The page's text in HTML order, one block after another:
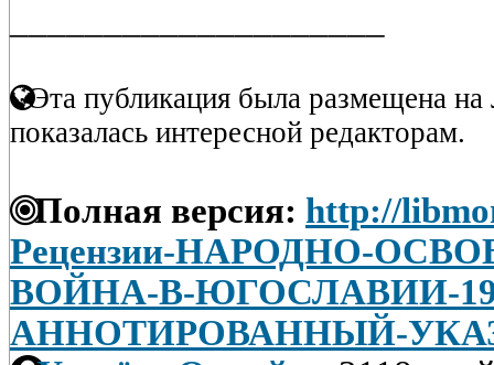
Эта публикация была размещена на
показалась интересной редакторам.
Полная версия: http://
Рецензии-НАРОДНО-
ВОЙНА-В-ЮГОСЛАВИИ-
АННОТИРОВАННЫЙ-